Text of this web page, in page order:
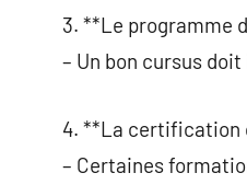
3. **Le programme
– Un bon cursus
4. **La certification
– Certaines